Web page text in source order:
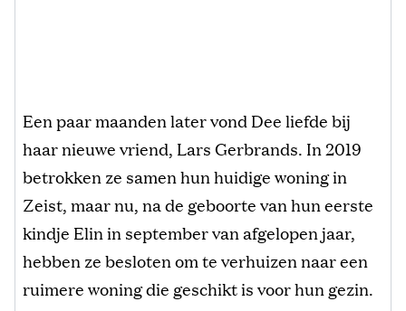
Een paar maanden later vond Dee liefde bij
haar nieuwe vriend, Lars Gerbrands. In 2019
betrokken ze samen hun huidige woning in
Zeist, maar nu, na de geboorte van hun eerste
kindje Elin in september van afgelopen jaar,
hebben ze besloten om te verhuizen naar een
ruimere woning die geschikt is voor hun gezin.